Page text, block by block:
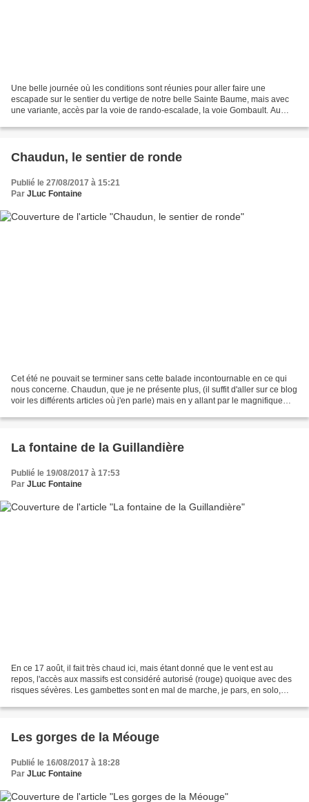
Une belle journée où les conditions sont réunies pour aller faire une
escapade sur le sentier du vertige de notre belle Sainte Baume, mais avec
une variante, accès par la voie de rando-escalade, la voie Gombault. Au
Chaudun, le sentier de ronde
Publié le 27/08/2017 à 15:21
Par JLuc Fontaine
Cet été ne pouvait se terminer sans cette balade incontournable en ce qui
nous concerne. Chaudun, que je ne présente plus, (il suffit d'aller sur ce blog
voir les différents articles où j'en parle) mais en y allant par le magnifique
La fontaine de la Guillandière
Publié le 19/08/2017 à 17:53
Par JLuc Fontaine
En ce 17 août, il fait très chaud ici, mais étant donné que le vent est au
repos, l'accès aux massifs est considéré autorisé (rouge) quoique avec des
risques sévères. Les gambettes sont en mal de marche, je pars, en solo,
Les gorges de la Méouge
Publié le 16/08/2017 à 18:28
Par JLuc Fontaine